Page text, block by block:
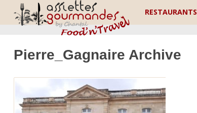
RESTAURANTS
Pierre_Gagnaire Archive